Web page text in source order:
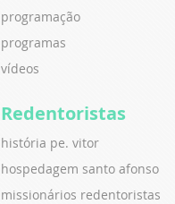
programação
programas
vídeos
Redentoristas
história pe. vitor
hospedagem santo afonso
missionários redentoristas